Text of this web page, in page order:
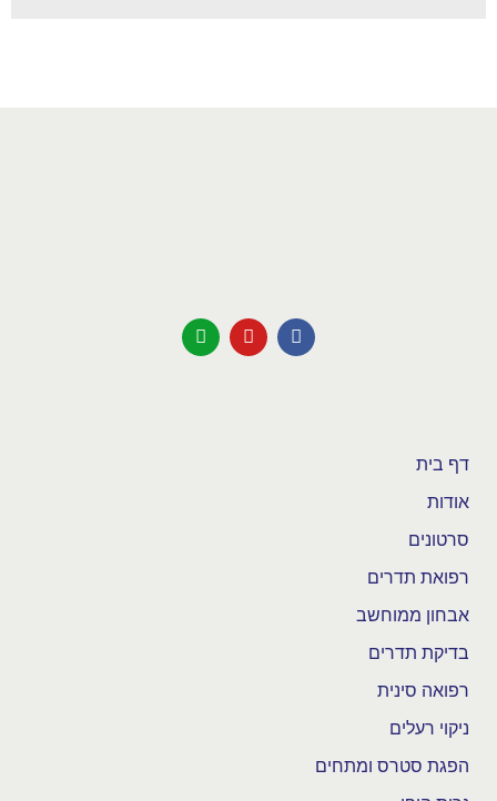
דף בית
אודות
סרטונים
רפואת תדרים
אבחון ממוחשב
בדיקת תדרים
רפואה סינית
ניקוי רעלים
הפגת סטרס ומתחים